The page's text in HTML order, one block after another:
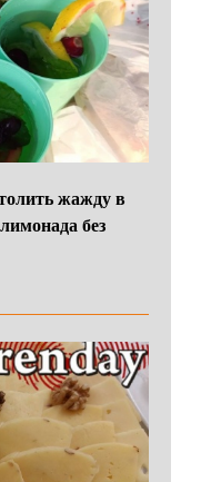
жажду в
без